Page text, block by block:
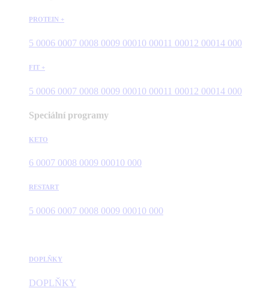
PROTEIN +
5 0006 0007 0008 0009 00010 00011 00012 00014 000
FIT +
5 0006 0007 0008 0009 00010 00011 00012 00014 000
Speciální programy
KETO
6 0007 0008 0009 00010 000
RESTART
5 0006 0007 0008 0009 00010 000
DOPLŇKY
DOPLŇKY